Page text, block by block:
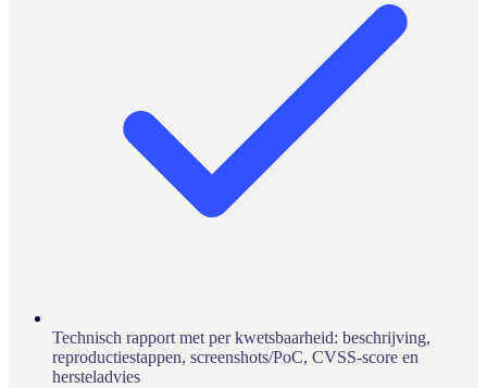
Technisch rapport met per kwetsbaarheid: beschrijving,
reproductiestappen, screenshots/PoC, CVSS-score en
hersteladvies